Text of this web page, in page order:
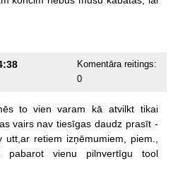
Komentāra reitings:
0
to vien varam kā atvilkt tikai
vairs nav tiesīgas daudz prasīt -
utt,ar retiem izņēmumiem,
piem.,
pabarot vienu pilnvertīgu
tool